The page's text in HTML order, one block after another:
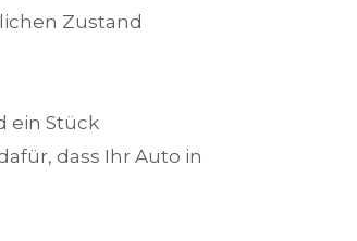
Zustand
ein Stück
dass Ihr Auto in